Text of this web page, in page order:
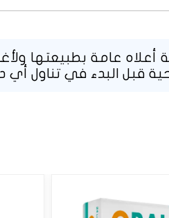
أعلاه عامة بطبيعتها
قبل البدء في تناول أي